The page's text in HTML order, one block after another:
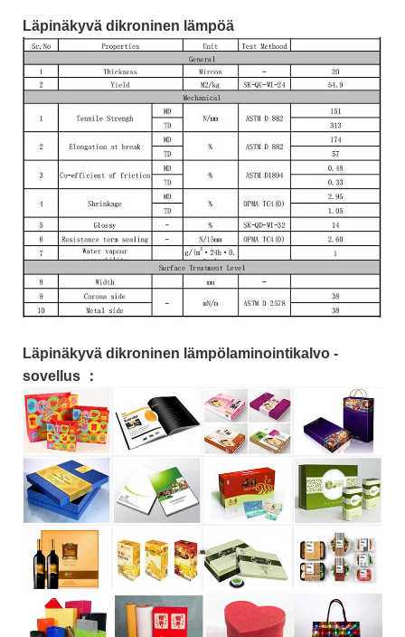
Läpinäkyvä dikroninen lämpöä
Läpinäkyvä dikroninen lämpölaminointikalvo -
sovellus ：